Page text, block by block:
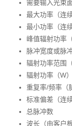
需要输入光束
最大功率（连续
最小功率（连续
峰值辐射功率
脉冲宽度或脉
辐射功率范围
辐射功率（W）
重复率/频率（
标准偏差（连续
总脉冲数
波长（由客户